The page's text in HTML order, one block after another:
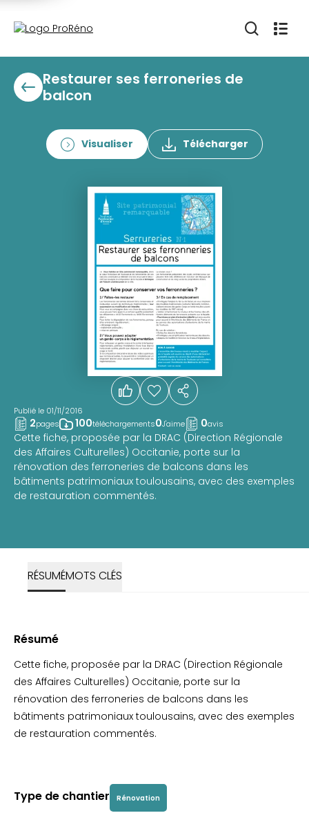
Restaurer ses ferroneries de
balcon
Visualiser Télécharger
Publié le 01/11/2016
2pages 100téléchargements0J'aime 0avis
Cette fiche, proposée par la DRAC (Direction Régionale
des Affaires Culturelles) Occitanie, porte sur la
rénovation des ferroneries de balcons dans les
bâtiments patrimoniaux toulousains, avec des exemples
de restauration commentés.
RÉSUMÉMOTS CLÉS
Résumé
Cette fiche, proposée par la DRAC (Direction Régionale
des Affaires Culturelles) Occitanie, porte sur la
rénovation des ferroneries de balcons dans les
bâtiments patrimoniaux toulousains, avec des exemples
de restauration commentés.
Type de chantier Rénovation